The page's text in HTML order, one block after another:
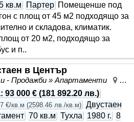
кв.м Партер Помещенше под
с площ от 45 м2 подходящо за
и складова, климатик.
от 20 м2, подходящо за
и п..
в Център
- Продажби » Апартаменти
: 93 000 € (181 892.20 лв.)
€/кв.м (2598.46 лв./кв.м) Двустаен
70 кв.м Тухла 1980 г. 8